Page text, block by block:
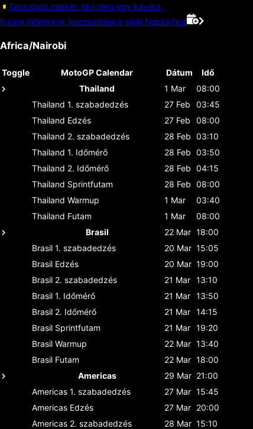
Támogass minket, hívj meg egy kávéra.
Futam időpontok hozzáadása a saját Naptárhoz
Africa/Nairobi
Toggle MotoGP Calendar Dátum
Idő
Thailand
1 Mar
08:00
Thailand 1. szabadedzés 27 Feb
03:45
Thailand Edzés 27 Feb
08:00
Thailand 2. szabadedzés 28 Feb 03:10
Thailand 1. Időmérő 28 Feb 03:50
Thailand 2. Időmérő 28 Feb 04:15
Thailand Sprintfutam 28 Feb 08:00
Thailand Warmup 1 Mar
03:40
Thailand Futam 1 Mar
08:00
Brasil
22 Mar 18:00
Brasil 1. szabadedzés 20 Mar 15:05
Brasil Edzés 20 Mar 19:00
Brasil 2. szabadedzés 21 Mar 13:10
Brasil 1. Időmérő 21 Mar 13:50
Brasil 2. Időmérő 21 Mar 14:15
Brasil Sprintfutam 21 Mar 19:20
Brasil Warmup 22 Mar 13:40
Brasil Futam 22 Mar 18:00
Americas
29 Mar 21:00
Americas 1. szabadedzés 27 Mar 15:45
Americas Edzés 27 Mar 20:00
Americas 2. szabadedzés 28 Mar 15:10